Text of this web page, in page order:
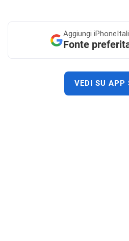
Aggiungi
Fonte
VEDI SU APP